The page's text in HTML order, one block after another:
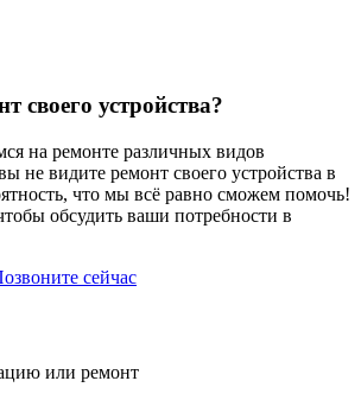
своего устройства?
на ремонте различных видов
не видите ремонт своего устройства в
что мы всё равно сможем помочь!
обсудить ваши потребности в
сейчас
или ремонт